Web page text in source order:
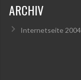
ARCHIV
Internetseite